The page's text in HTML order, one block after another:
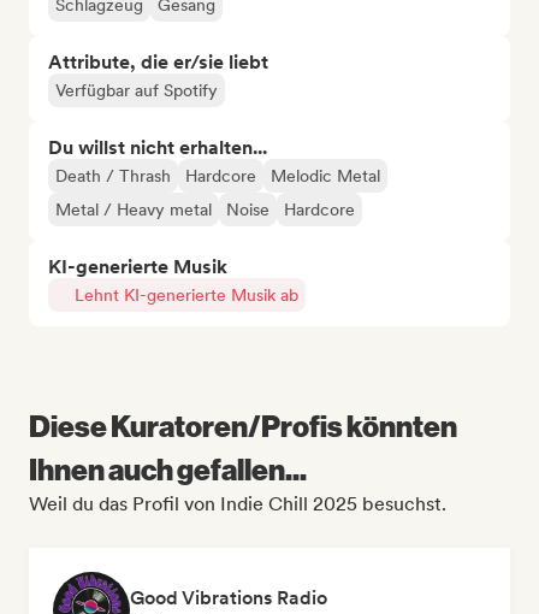
Schlagzeug
Gesang
Attribute, die er/sie liebt
Verfügbar auf Spotify
Du willst nicht erhalten...
Death / Thrash Hardcore
Melodic Metal
Metal / Heavy metal
Noise Hardcore
KI-generierte Musik
Lehnt KI-generierte Musik ab
Diese Kuratoren/Profis könnten
Ihnen auch gefallen...
Weil du das Profil von Indie Chill 2025 besuchst.
Good Vibrations Radio